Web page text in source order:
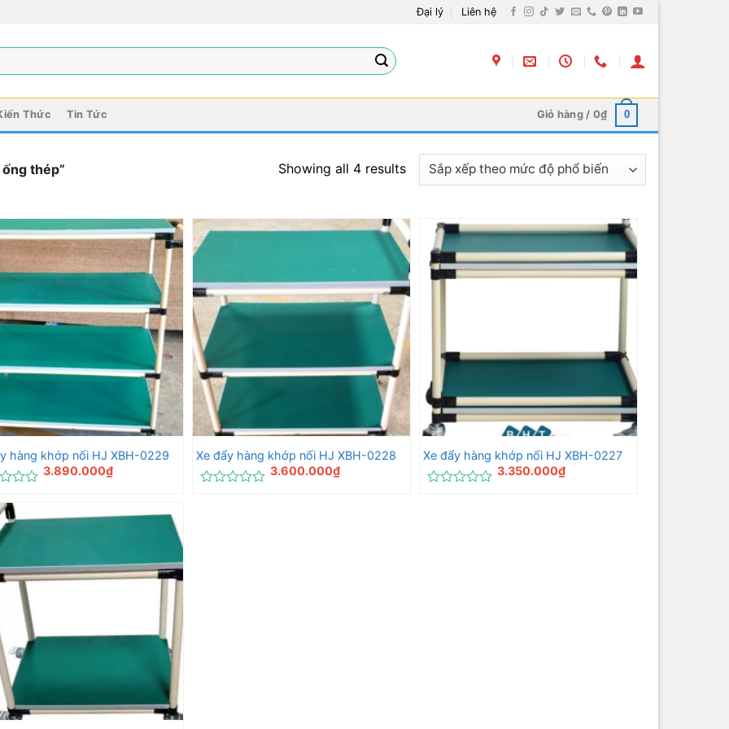
Đại lý Liên hệ
Thức Tin Tức Giỏ hàng / 0₫ 0
thép” Showing all 4 results
hàng khớp nối HJ XBH-0229
3.890.000₫
Xe đẩy hàng khớp nối HJ XBH-0228
3.600.000₫
Xe đẩy hàng khớp nối HJ XBH-0227
3.350.000₫